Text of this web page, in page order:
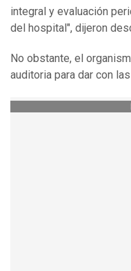
integral y evaluación
del hospital", dijeron
No obstante, el
auditoria para dar con